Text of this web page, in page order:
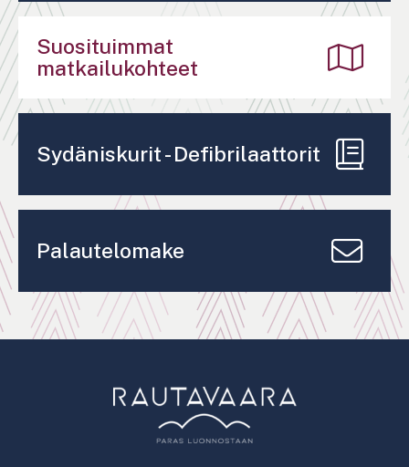
Suosituimmat
matkailukohteet
Sydäniskurit - Defibrilaattorit
Palautelomake